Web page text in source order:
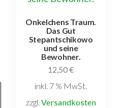
Onkelchens Traum.
Das Gut
Stepantschikowo
und seine
Bewohner.
12,50€
inkl. 7 % MwSt.
zzgl. Versandkosten